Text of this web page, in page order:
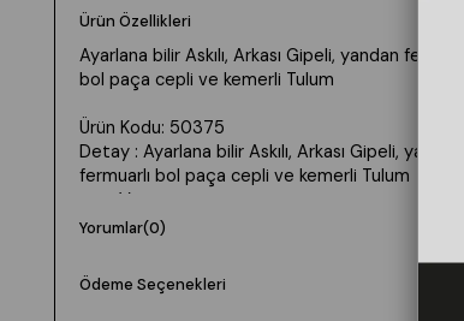
Ürün Özellikleri
Ayarlana bilir Askılı, Arkası Gipeli, yandan fermuarlı
bol paça cepli ve kemerli Tulum
Ürün Kodu: 50375
Detay : Ayarlana bilir Askılı, Arkası Gipeli, yandan
fermuarlı bol paça cepli ve kemerli Tulum
cep: Var
bel:Kemerli
Kumaş: Tencel viskon- likrasız
Yorumlar(0)
Ödeme Seçenekleri